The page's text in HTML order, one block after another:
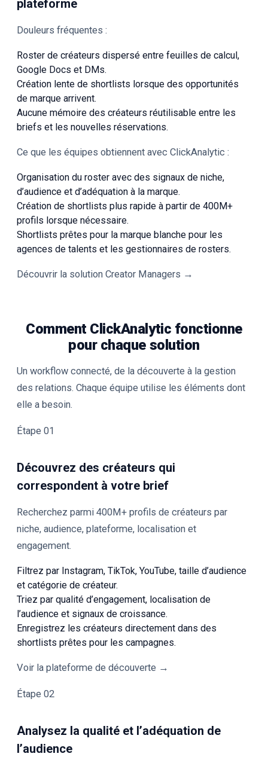
plateforme
Douleurs fréquentes :
Roster de créateurs dispersé entre feuilles de calcul,
Google Docs et DMs.
Création lente de shortlists lorsque des opportunités
de marque arrivent.
Aucune mémoire des créateurs réutilisable entre les
briefs et les nouvelles réservations.
Ce que les équipes obtiennent avec ClickAnalytic :
Organisation du roster avec des signaux de niche,
d’audience et d’adéquation à la marque.
Création de shortlists plus rapide à partir de 400M+
profils lorsque nécessaire.
Shortlists prêtes pour la marque blanche pour les
agences de talents et les gestionnaires de rosters.
Découvrir la solution Creator Managers →
Comment ClickAnalytic fonctionne
pour chaque solution
Un workflow connecté, de la découverte à la gestion
des relations. Chaque équipe utilise les éléments dont
elle a besoin.
Étape 01
Découvrez des créateurs qui
correspondent à votre brief
Recherchez parmi 400M+ profils de créateurs par
niche, audience, plateforme, localisation et
engagement.
Filtrez par Instagram, TikTok, YouTube, taille d’audience
et catégorie de créateur.
Triez par qualité d’engagement, localisation de
l’audience et signaux de croissance.
Enregistrez les créateurs directement dans des
shortlists prêtes pour les campagnes.
Voir la plateforme de découverte →
Étape 02
Analysez la qualité et l’adéquation de
l’audience